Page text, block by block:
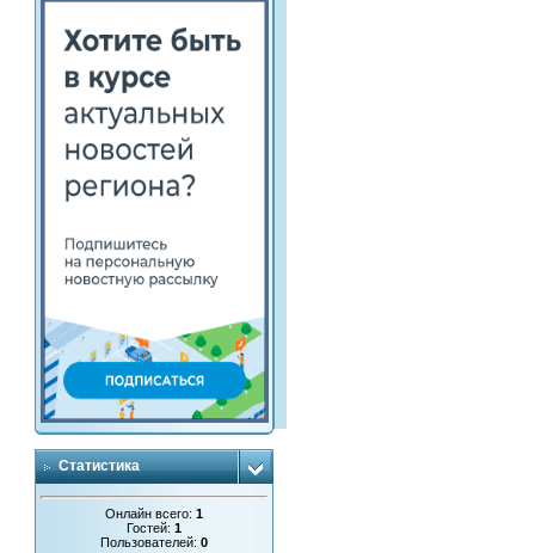
Статистика
Онлайн всего:1
Гостей:1
Пользователей:0